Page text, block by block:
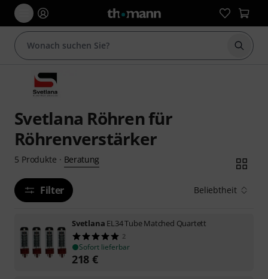
Suche
Svetlana Röhren für
Röhrenverstärker
5 Produkte · Beratung
Filter Beliebtheit
Svetlana EL34 Tube Matched Quartett
2
Sofort lieferbar
218 €